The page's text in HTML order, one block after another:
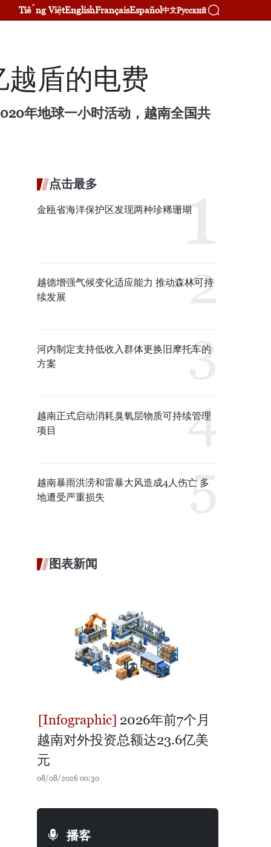
Tiếng ViệtEnglishFrançaisEspañol中文Русский
盾的电费
年地球一小时活动，越南全国共
点击最多
金瓯省海洋保护区发现两种珍稀珊瑚
越德增强气候变化适应能力 推动森林可持
续发展
河内制定支持低收入群体更换旧摩托车的
方案
越南正式启动消耗臭氧层物质可持续管理
项目
越南暴雨洪涝和雷暴大风造成4人伤亡 多
地遭受严重损失
图表新闻
2026年前7个月
越南对外投资总额达23.6亿美
元
08/08/2026 00:30
播客